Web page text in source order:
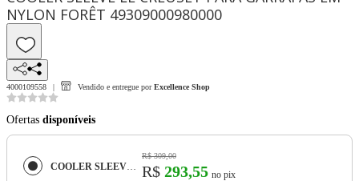
NYLON FORÊT 49309000980000
4000109558 Vendido e entregue por Excellence Shop
Ofertas disponíveis
COOLER SLEEVE LE CREUSET PARA GARRAFAS EM NYLON FORÊT 49309000980000
R$ 309,00
R$ 293,55 no pix